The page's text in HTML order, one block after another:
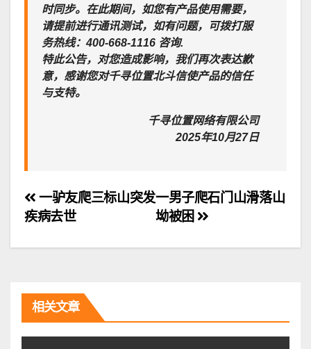
时同步。在此期间，如您有产品使用需要，
请提前进行通讯测试，如有问题，可拨打服
务热线：400-668-1116 咨询.
特此公告，对您造成影响，我们再次表达歉
意，感谢您对千寻位置北斗信使产品的信任
与支特。
千寻位置网络有限公司
2025年10月27日
文
章
航
一男子爬石门山滑落山
坳被困
一驴友爬三标山突发
疾病去世
相关文章